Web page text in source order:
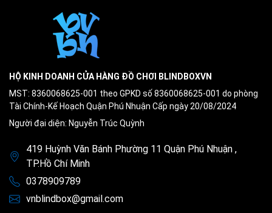
HỘ KINH DOANH CỬA HÀNG ĐỒ CHƠI BLINDBOXVN
MST: 8360068625-001 theo GPKD số 8360068625-001 do phòng
Tài Chính-Kế Hoạch Quận Phú Nhuận Cấp ngày 20/08/2024
Người đại diện: Nguyễn Trúc Quỳnh
419 Huỳnh Văn Bánh Phường 11 Quận Phú Nhuận ,
TP.Hồ Chí Minh
0378909789
vnblindbox@gmail.com